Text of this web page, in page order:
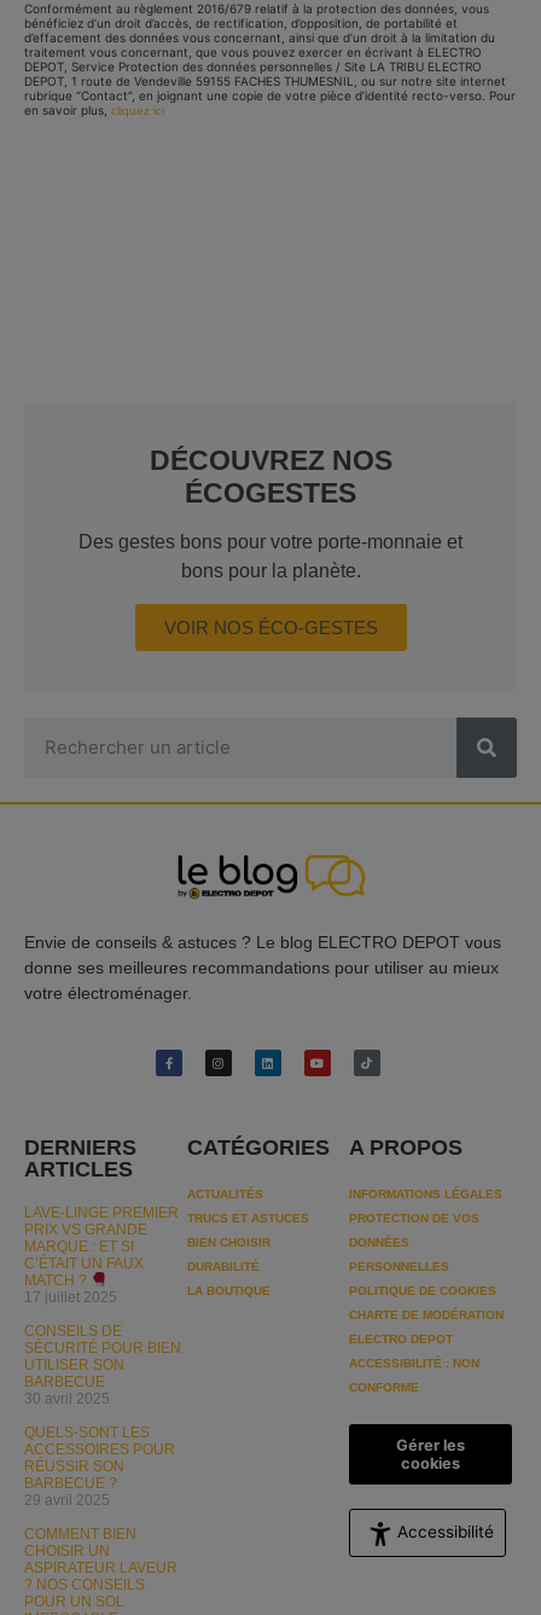
Conformément au règlement 2016/679 relatif à la protection des données, vous
bénéficiez d’un droit d’accès, de rectification, d’opposition, de portabilité et
d’effacement des données vous concernant, ainsi que d’un droit à la limitation du
traitement vous concernant, que vous pouvez exercer en écrivant à ELECTRO
DEPOT, Service Protection des données personnelles / Site LA TRIBU ELECTRO
DEPOT, 1 route de Vendeville 59155 FACHES THUMESNIL, ou sur notre site internet
rubrique “Contact”, en joignant une copie de votre pièce d’identité recto-verso. Pour
en savoir plus, cliquez ici
DÉCOUVREZ NOS
ÉCOGESTES
Des gestes bons pour votre porte-monnaie et
bons pour la planète.
VOIR NOS ÉCO-GESTES
Envie de conseils & astuces ? Le blog ELECTRO DEPOT vous
donne ses meilleures recommandations pour utiliser au mieux
votre électroménager.
DERNIERS
ARTICLES
LAVE-LINGE PREMIER
PRIX VS GRANDE
MARQUE : ET SI
C’ÉTAIT UN FAUX
MATCH ?
17 juillet 2025
CONSEILS DE
SÉCURITÉ POUR BIEN
UTILISER SON
BARBECUE
30 avril 2025
QUELS-SONT LES
ACCESSOIRES POUR
RÉUSSIR SON
BARBECUE ?
29 avril 2025
COMMENT BIEN
CHOISIR UN
ASPIRATEUR LAVEUR
? NOS CONSEILS
POUR UN SOL
CATÉGORIES
ACTUALITÉS
TRUCS ET ASTUCES
BIEN CHOISIR
DURABILITÉ
LA BOUTIQUE
A PROPOS
INFORMATIONS LÉGALES
PROTECTION DE VOS
DONNÉES
PERSONNELLES
POLITIQUE DE COOKIES
CHARTE DE MODÉRATION
ELECTRO DEPOT
ACCESSIBILITÉ : NON
CONFORME
Gérer les
cookies
Accessibilité